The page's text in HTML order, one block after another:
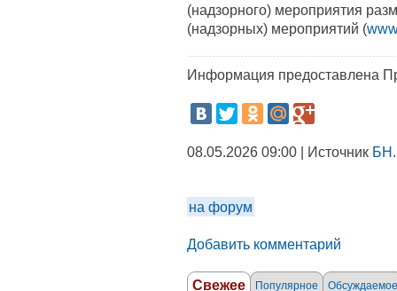
(надзорного) мероприятия
(надзорных) мероприятий (
Информация предоставлена
08.05.2026 09:00 | Источник
на форум
Добавить комментарий
Свежее Популярное Обсуждаемое